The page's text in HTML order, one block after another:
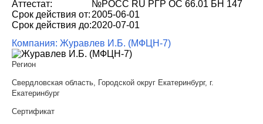
Аттестат:
№РОСС RU РГР ОС 66.01 БН 147
Срок действия от: 2005-06-01
Срок действия до:2020-07-01
Компания: Журавлев И.Б. (МФЦН-7)
Регион
Свердловская область, Городской округ Екатеринбург, г.
Екатеринбург
Сертификат